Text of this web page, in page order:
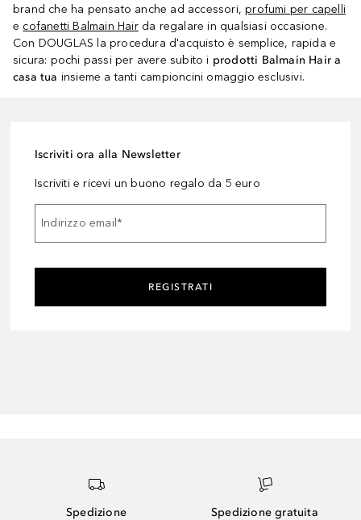
brand che ha pensato anche ad accessori,profumi per capelli
e cofanetti Balmain Hairda regalare in qualsiasi occasione.
Con DOUGLAS la procedura d'acquisto è semplice, rapida e
sicura: pochi passi per avere subito i prodotti Balmain Hair a
casa tua insieme a tanti campioncini omaggio esclusivi.
Iscriviti ora alla Newsletter
Iscriviti e ricevi un buono regalo da 5 euro
Indirizzo email *
REGISTRATI
Spedizione
Spedizione gratuita